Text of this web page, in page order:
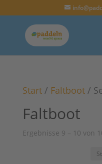
Start/ Faltboot/
Faltboot
Ergebnisse 9 – 10 von